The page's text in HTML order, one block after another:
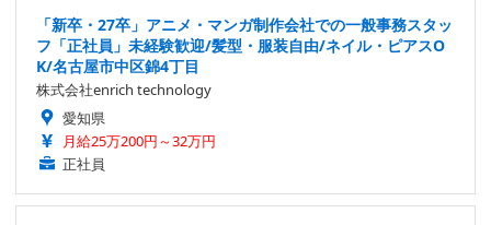
「新卒・27卒」アニメ・マンガ制作会社での一般事務スタッ
フ「正社員」未経験歓迎/髪型・服装自由/ネイル・ピアスO
K/名古屋市中区錦4丁目
株式会社enrich technology
愛知県
月給25万200円～32万円
正社員